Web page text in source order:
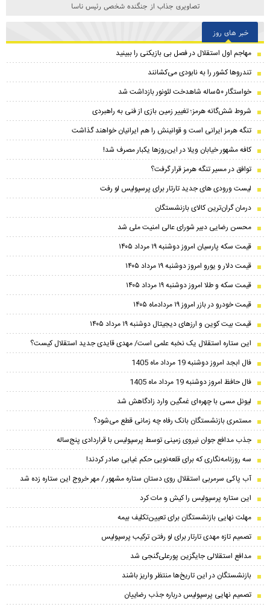
تصاویری جذاب از جنگنده شخصی رئیس ناسا
خبر های روز
مهاجم اول استقلال در فصل بی بازیکنی را ببینید
تندرو‌ها کشور را به نابودی می‌کشانند
خواستگار ۵۰ساله شاهدخت لئونور بازداشت شد
شروط شش‌گانه هرمز؛ تغییر زمین بازی از فنی به راهبردی
تنگه هرمز ایرانی است و قوانینش را هم ایرانیان خواهند گذاشت
کافه مشهور خیابان ویلا در این‌روزها یکبار مصرف شد!
توافق در مسیر تنگه هرمز قرار گرفت؟
لیست ورودی های جدید تارتار برای پرسپولیس لو رفت
درمان گران‌ترین کالای بازنشستگان
محسن رضایی دبیر شورای عالی امنیت ملی شد
قیمت سکه پارسیان امروز دوشنبه ۱۹ مرداد ۱۴۰۵
قیمت دلار و یورو امروز دوشنبه ۱۹ مرداد ۱۴۰۵
قیمت سکه و طلا امروز دوشنبه ۱۹ مرداد ۱۴۰۵
قیمت خودرو در بازر امروز ۱۹ مردادماه ۱۴۰۵
قیمت بیت کوین و ارز‌های دیجیتال دوشنبه ۱۹ مرداد ۱۴۰۵
این ستاره استقلال یک نخبه علمی است/ مهدی قایدی جدید استقلال کیست؟
فال ابجد امروز دوشنبه 19 مرداد ماه 1405
فال حافظ امروز دوشنبه 19 مرداد ماه 1405
لیونل مسی با چهره‌ای غمگین وارد زادگاهش شد
مستمری بازنشستگان بانک رفاه چه زمانی قطع می‌شود؟
جذب مدافع جوان نیروی زمینی توسط پرسپولیس با قراردادی پنج‌ساله
سه روزنامه‌نگاری که برای قلعه‌نویی حکم غیابی صادر کردند!
آب پاکی سرمربی استقلال روی دستان ستاره مشهور / مهر خروج این ستاره زده شد
این ستاره پرسپولیس را کیش و مات کرد
مهلت نهایی بازنشستگان برای تعیین‌تکلیف بیمه
تصمیم تازه مهدی تارتار برای لو رفتن ترکیب پرسپولیس
مدافع استقلالی جایگزین پورعلی‌گنجی شد
بازنشستگان در این تاریخ‌ها منتظر واریز باشند
تصمیم نهایی پرسپولیس درباره جذب رضاییان